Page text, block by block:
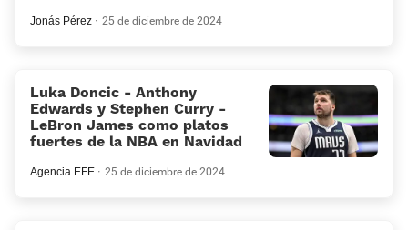
Jonás Pérez 25 de diciembre de 2024
Luka Doncic - Anthony
Edwards y Stephen Curry -
LeBron James como platos
fuertes de la NBA en Navidad
Agencia EFE 25 de diciembre de 2024